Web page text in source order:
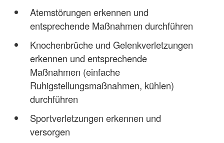
Atemstörungen erkennen und
entsprechende Maßnahmen durchführen
Knochenbrüche und Gelenkverletzungen
erkennen und entsprechende
Maßnahmen (einfache
Ruhigstellungsmaßnahmen, kühlen)
durchführen
Sportverletzungen erkennen und
versorgen